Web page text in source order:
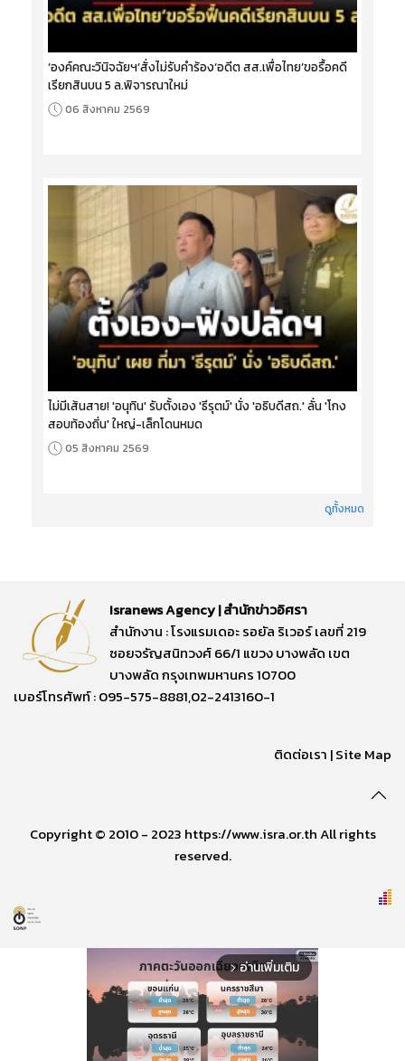
‘องค์คณะวินิจฉัยฯ’สั่งไม่รับคำร้อง‘อดีต สส.เพื่อไทย’ขอรื้อคดี
เรียกสินบน 5 ล.พิจารณาใหม่
06 สิงหาคม 2569
ไม่มีเส้นสาย! 'อนุทิน' รับตั้งเอง 'ธีรุตม์' นั่ง 'อธิบดีสถ.' ลั่น 'โกง
สอบท้องถิ่น' ใหญ่-เล็กโดนหมด
05 สิงหาคม 2569
ดูทั้งหมด
Isranews Agency | สำนักข่าวอิศรา
สำนักงาน : โรงแรมเดอะ รอยัล ริเวอร์ เลขที่ 219
ซอยจรัญสนิทวงศ์ 66/1 แขวง บางพลัด เขต
บางพลัด กรุงเทพมหานคร 10700
เบอร์โทรศัพท์ : 095-575-8881,02-2413160-1
ติดต่อเรา |Site Map
Copyright © 2010 - 2023 https://www.isra.or.th All rights
reserved.
arrow_forward_ios อ่านเพิ่มเติม